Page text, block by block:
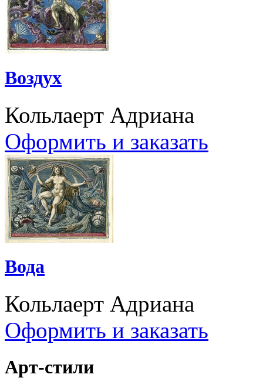
Воздух
Кольлаерт Адриана
Оформить и заказать
Вода
Кольлаерт Адриана
Оформить и заказать
Арт-стили